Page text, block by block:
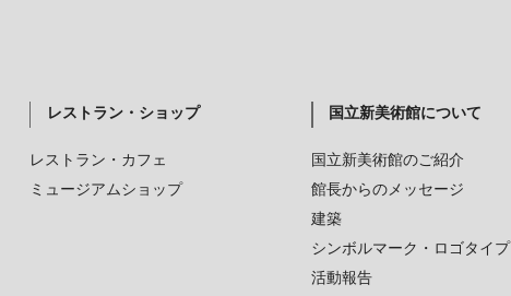
レストラン・ショップ
レストラン・カフェ
ミュージアムショップ
国立新美術館について
国立新美術館のご紹介
館長からのメッセージ
建築
シンボルマーク・ロゴタイプ
活動報告